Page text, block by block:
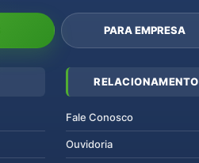
PARA EMPRESA
RELACIONAMENTO
Fale Conosco
Ouvidoria